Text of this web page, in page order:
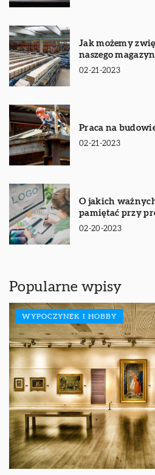
Jak możemy
naszego
02-21-2023
Praca na
02-21-2023
O jakich
pamiętać przy
02-20-2023
Popularne wpisy
WYPOCZYNEK I HOBBY